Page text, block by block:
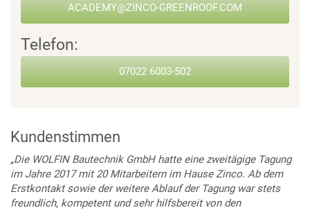
ACADEMY@ZINCO-GREENROOF.COM
Telefon:
07022 6003-502
Kundenstimmen
„Die WOLFIN Bautechnik GmbH hatte eine zweitägige Tagung
im Jahre 2017 mit 20 Mitarbeitern im Hause Zinco. Ab dem
Erstkontakt sowie der weitere Ablauf der Tagung war stets
freundlich, kompetent und sehr hilfsbereit von den